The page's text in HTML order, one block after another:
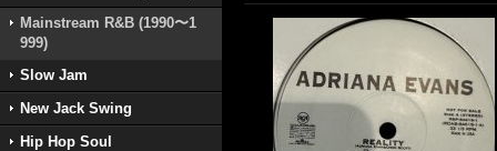
Mainstream R&B (1990〜1
999)
Slow Jam
New Jack Swing
Hip Hop Soul